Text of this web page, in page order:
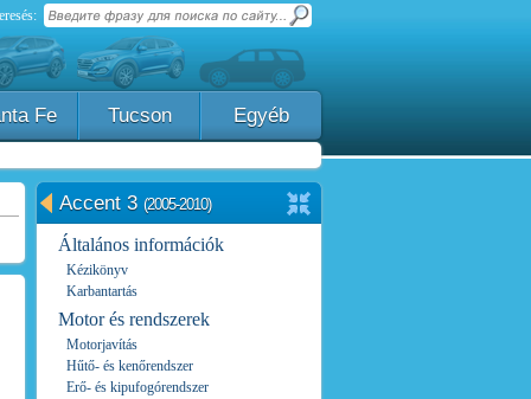
Fe Tucson Egyéb
Accent 3 (2005-2010)
Általános információk
Kézikönyv
Karbantartás
Motor és rendszerek
Motorjavítás
Hűtő- és kenőrendszer
Erő- és kipufogórendszer